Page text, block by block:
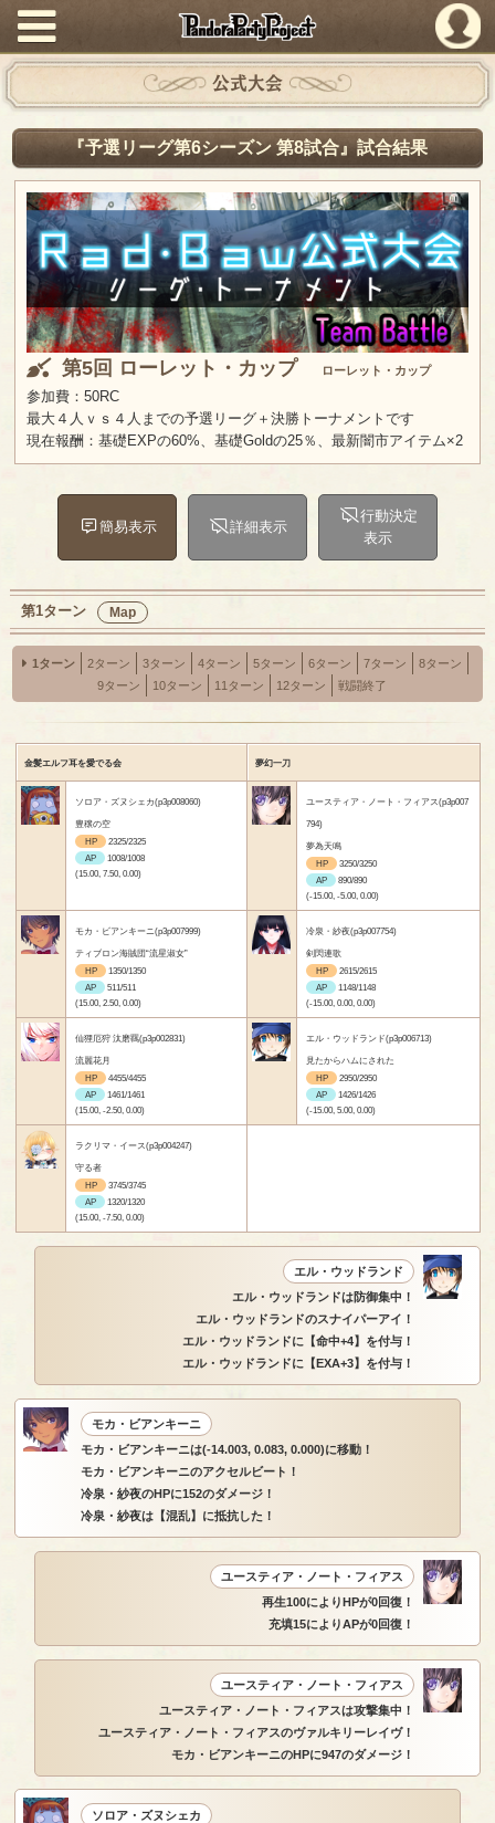
PandoraPartyProject
公式大会
『予選リーグ第6シーズン 第8試合』試合結果
第5回 ローレット・カップ ローレット・カップ
参加費：50RC
最大４人ｖｓ４人までの予選リーグ＋決勝トーナメントです
現在報酬：基礎EXPの60%、基礎Goldの25％、最新闇市アイテム×2
簡易表示 詳細表示
行動決定
表示
第1ターン Map
1ターン 2ターン 3ターン 4ターン 5ターン 6ターン 7ターン
8ターン
9ターン
10ターン 11ターン 12ターン 戦闘終了
金髪エルフ耳を愛でる会 夢幻一刀
ソロア・ズヌシェカ(p3p008060)
豊穣の空
HP
2325/2325
AP
1008/1008
(15.00, 7.50, 0.00)
ユースティア・ノート・フィアス(p3p007
794)
夢為天鳴
HP
3250/3250
AP
890/890
(-15.00, -5.00, 0.00)
モカ・ビアンキーニ(p3p007999)
ティブロン海賊団“流星淑女”
HP
1350/1350
AP
511/511
(15.00, 2.50, 0.00)
冷泉・紗夜(p3p007754)
剣閃連歌
HP
2615/2615
AP
1148/1148
(-15.00, 0.00, 0.00)
仙狸厄狩 汰磨羈(p3p002831)
流麗花月
HP
4455/4455
AP
1461/1461
(15.00, -2.50, 0.00)
エル・ウッドランド(p3p006713)
見たからハムにされた
HP
2950/2950
AP
1426/1426
(-15.00, 5.00, 0.00)
ラクリマ・イース(p3p004247)
守る者
HP
3745/3745
AP
1320/1320
(15.00, -7.50, 0.00)
エル・ウッドランド
エル・ウッドランドは防御集中！
エル・ウッドランドのスナイパーアイ！
エル・ウッドランドに【命中+4】を付与！
エル・ウッドランドに【EXA+3】を付与！
モカ・ビアンキーニ
モカ・ビアンキーニは(-14.003, 0.083, 0.000)に移動！
モカ・ビアンキーニのアクセルビート！
冷泉・紗夜のHPに152のダメージ！
冷泉・紗夜は【混乱】に抵抗した！
ユースティア・ノート・フィアス
再生100によりHPが0回復！
充填15によりAPが0回復！
ユースティア・ノート・フィアス
ユースティア・ノート・フィアスは攻撃集中！
ユースティア・ノート・フィアスのヴァルキリーレイヴ！
モカ・ビアンキーニのHPに947のダメージ！
ソロア・ズヌシェカ